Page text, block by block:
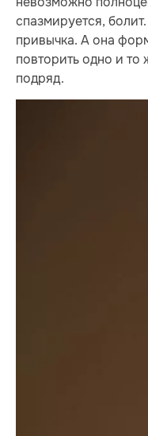
спазмируется,
привычка. А она
повторить одно и то
подряд.